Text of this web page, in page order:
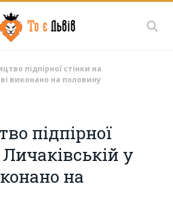
підпірної стінки на
виконано на половину
підпірної
у
на